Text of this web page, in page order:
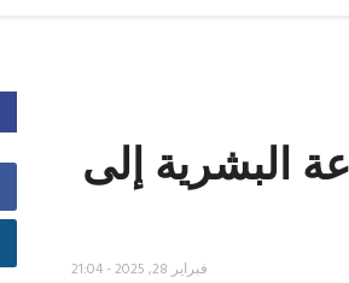
البشرية إلى
فبراير 28, 2025 - 21:04